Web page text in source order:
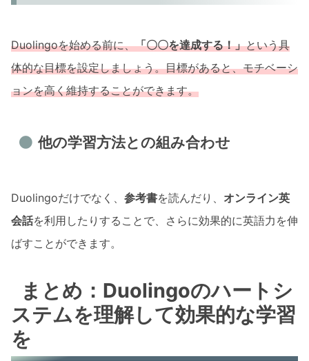
Duolingoを始める前に、「〇〇を達成する！」という具
体的な目標を設定しましょう。目標があると、モチベーシ
ョンを高く維持することができます。
他の学習方法との組み合わせ
Duolingoだけでなく、 参考書を読んだり、 オンライン英
会話を利用したりすることで、さらに効果的に英語力を伸
ばすことができます。
まとめ：Duolingoのハートシ
ステムを理解して効果的な学習
を